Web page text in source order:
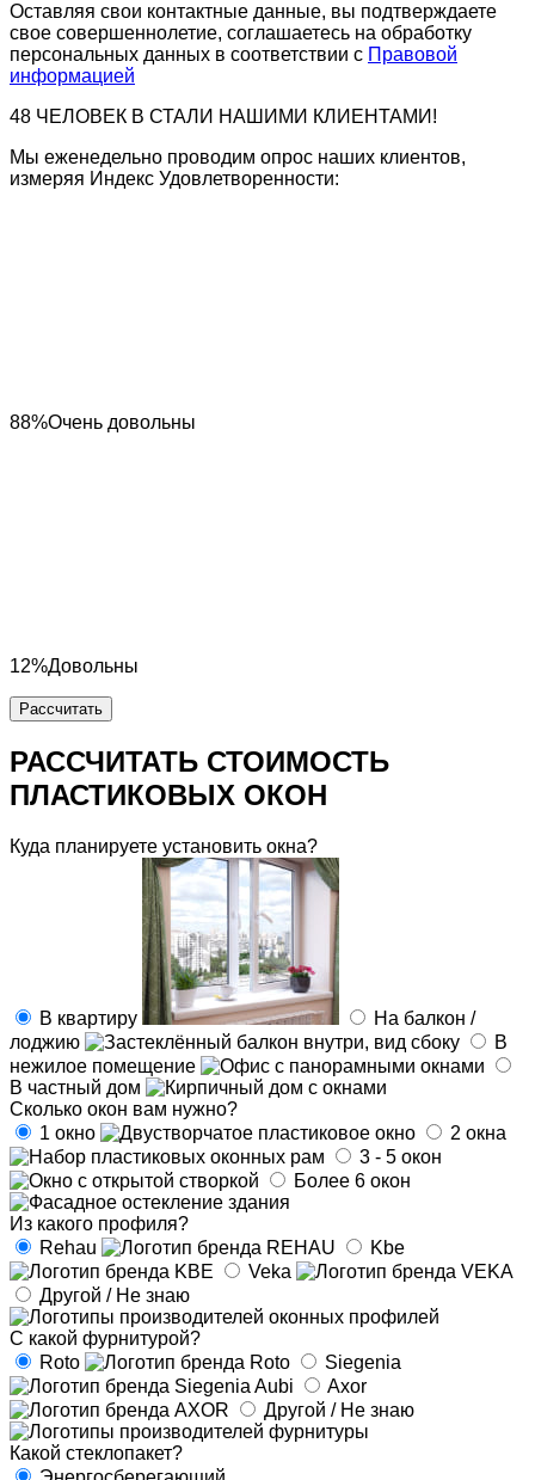
Оставляя свои контактные данные, вы подтверждаете
свое совершеннолетие, соглашаетесь на обработку
персональных данных в соответствии с Правовой
информацией
48 ЧЕЛОВЕК В СТАЛИ НАШИМИ КЛИЕНТАМИ!
Мы еженедельно проводим опрос наших клиентов,
измеряя Индекс Удовлетворенности:
88%Очень довольны
12%Довольны
Рассчитать
РАССЧИТАТЬ СТОИМОСТЬ
ПЛАСТИКОВЫХ ОКОН
Куда планируете установить окна?
В квартиру
На балкон /
лоджию
В
нежилое помещение
В частный дом
Сколько окон вам нужно?
1 окно
2 окна
3 - 5 окон
Более 6 окон
Из какого профиля?
Rehau
Kbe
Veka
Другой / Не знаю
С какой фурнитурой?
Roto
Siegenia
Axor
Другой / Не знаю
Какой стеклопакет?